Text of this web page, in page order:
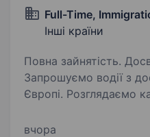
Full-Time,
Інші країни
Повна зайнятість.
Запрошуємо водії з
Європі. Розглядаємо кандидатів з 60−65 років.
добові(дієта). Також
вчора